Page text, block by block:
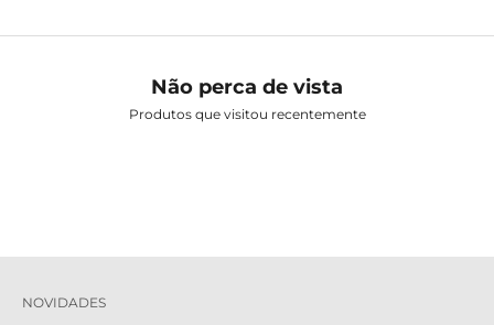
Não perca de vista
Produtos que visitou recentemente
NOVIDADES